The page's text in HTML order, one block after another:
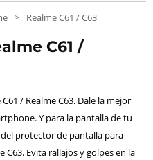
> Realme C61 / C63
C61 /
/ Realme C63. Dale la mejor
Y para la pantalla de tu
protector de pantalla para
C63. Evita rallajos y golpes en la